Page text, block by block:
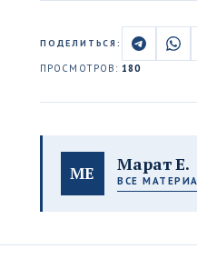
ПОДЕЛИТЬСЯ:
ПРОСМОТРОВ:180
МЕ Марат Е.
ВСЕ